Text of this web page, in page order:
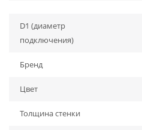
D1 (диаметр
подключения)
Бренд
Цвет
Толщина стенки